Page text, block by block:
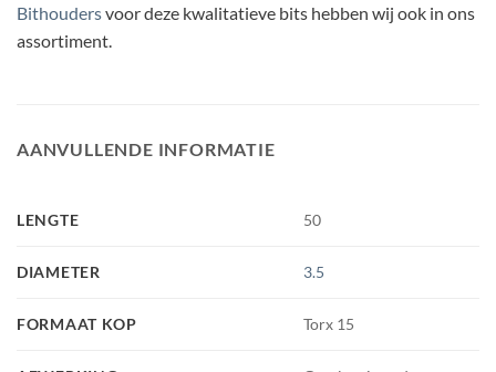
Bithoudersvoor deze kwalitatieve bits hebben wij ook in ons
assortiment.
AANVULLENDE INFORMATIE
LENGTE 50
DIAMETER 3.5
FORMAAT KOP Torx 15